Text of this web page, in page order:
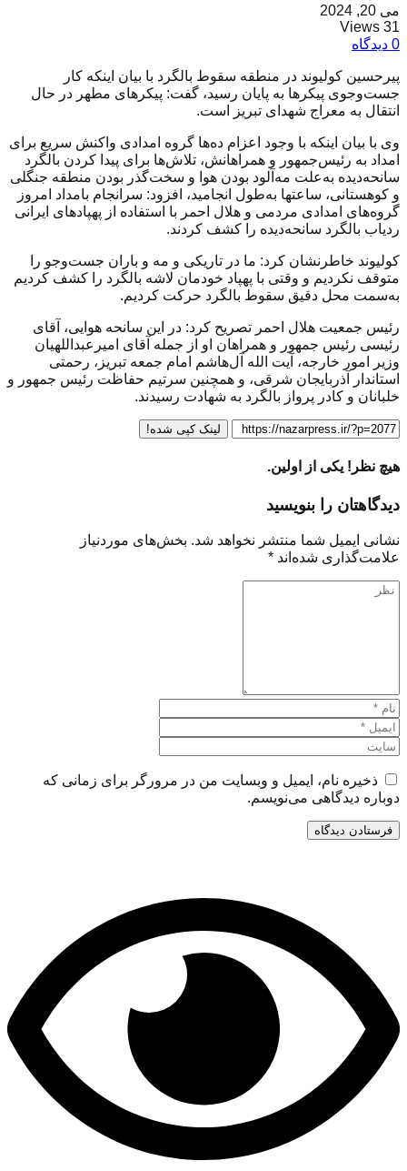
می 20, 2024
31 Views
0 دیدگاه
پیرحسین کولیوند در منطقه سقوط بالگرد با بیان اینکه کار
جست‌و‌جوی پیکرها به پایان رسید، گفت: پیکرهای مطهر در حال
انتقال به معراج شهدای تبریز است.
وی با بیان اینکه با وجود اعزام ده‌ها گروه امدادی واکنش سریع برای
امداد به رئیس‌جمهور و همراهانش، تلاش‌ها برای پیدا کردن بالگرد
سانحه‌دیده به‌علت مه‌آلود بودن هوا و سخت‌گذر بودن منطقه جنگلی
و کوهستانی، ساعتها به‌طول انجامید، افزود: سرانجام بامداد امروز
گروه‌های امدادی مردمی و هلال احمر با استفاده از پهپادهای ایرانی
ردیاب بالگرد سانحه‌دیده را کشف کردند.
کولیوند خاطرنشان کرد: ما در تاریکی و مه و باران جست‌وجو را
متوقف نکردیم و وقتی با پهپاد خودمان لاشه بالگرد را کشف کردیم
به‌سمت محل دقیق سقوط بالگرد حرکت کردیم.
رئیس جمعیت هلال احمر تصریح کرد: در این سانحه هوایی، آقای
رئیسی رئیس جمهور و همراهان او از جمله آقای امیرعبداللهیان
وزیر امور خارجه، آیت الله آل‌هاشم امام جمعه تبریز، رحمتی
استاندار آذربایجان شرقی، و همچنین سرتیم حفاظت رئیس جمهور و
خلبانان و کادر پرواز بالگرد به شهادت رسیدند.
لینک کپی شده!
هیچ نظر! یکی از اولین.
دیدگاهتان را بنویسید
نشانی ایمیل شما منتشر نخواهد شد. بخش‌های موردنیاز
علامت‌گذاری شده‌اند *
ذخیره نام، ایمیل و وبسایت من در مرورگر برای زمانی که
دوباره دیدگاهی می‌نویسم.